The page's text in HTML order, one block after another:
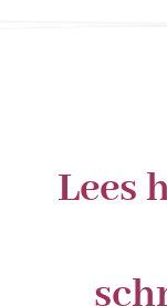
Lees